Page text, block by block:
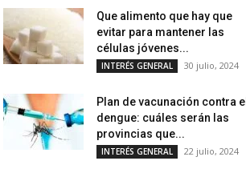
Que alimento que hay que
evitar para mantener las
células jóvenes...
INTERÉS GENERAL 30 julio, 2024
Plan de vacunación contra el
dengue: cuáles serán las
provincias que...
INTERÉS GENERAL 22 julio, 2024